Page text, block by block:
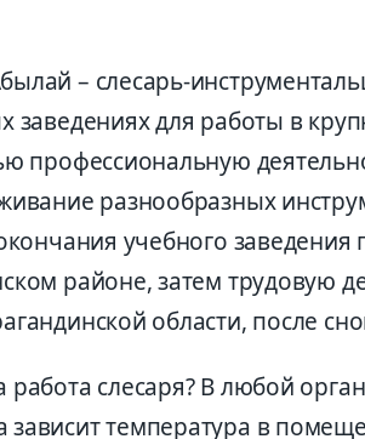
– слесарь-
заведениях для работы в
профессиональную
разнообразных
учебного заведения
районе, затем трудовую
области, после
работа слесаря? В любой
зависит температура в